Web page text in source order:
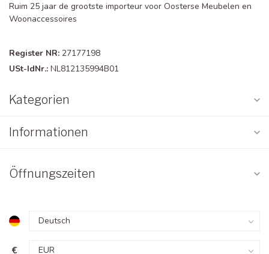
Ruim 25 jaar de grootste importeur voor Oosterse Meubelen en
Woonaccessoires
Register NR: 27177198
USt-IdNr.: NL812135994B01
Kategorien
Informationen
Öffnungszeiten
€